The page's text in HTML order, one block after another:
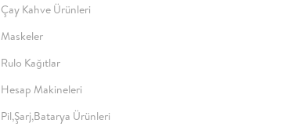
Çay Kahve Ürünleri
Maskeler
Rulo Kağıtlar
Hesap Makineleri
Pil,Şarj,Batarya Ürünleri